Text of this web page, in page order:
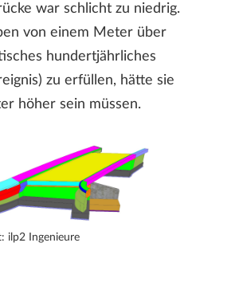
war schlicht zu niedrig.
von einem Meter über
hundertjährliches
zu erfüllen, hätte sie
höher sein müssen.
ilp2 Ingenieure